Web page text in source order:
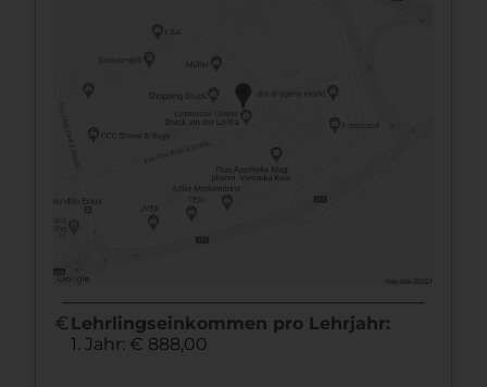
euro Lehrlingseinkommen pro Lehrjahr:
1. Jahr: € 888,00